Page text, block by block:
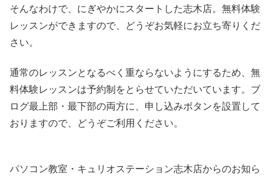
そんなわけで、にぎやかにスタートした志木店。無料体験
レッスンができますので、どうぞお気軽にお立ち寄りくだ
さい。
通常のレッスンとなるべく重ならないようにするため、無
料体験レッスンは予約制をとらせていただいています。ブ
ログ最上部・最下部の両方に、申し込みボタンを設置して
おりますので、どうぞご利用ください。
パソコン教室・キュリオステーション志木店からのお知ら